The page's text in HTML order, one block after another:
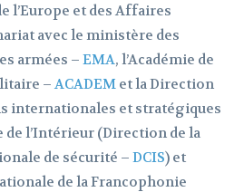
l’Europe et des Affaires
avec le ministère des
armées –EMA, l’Académie de
– ACADEM et la Direction
internationales et stratégiques
de l’Intérieur (Direction de la
de sécurité – DCIS) et
de la Francophonie